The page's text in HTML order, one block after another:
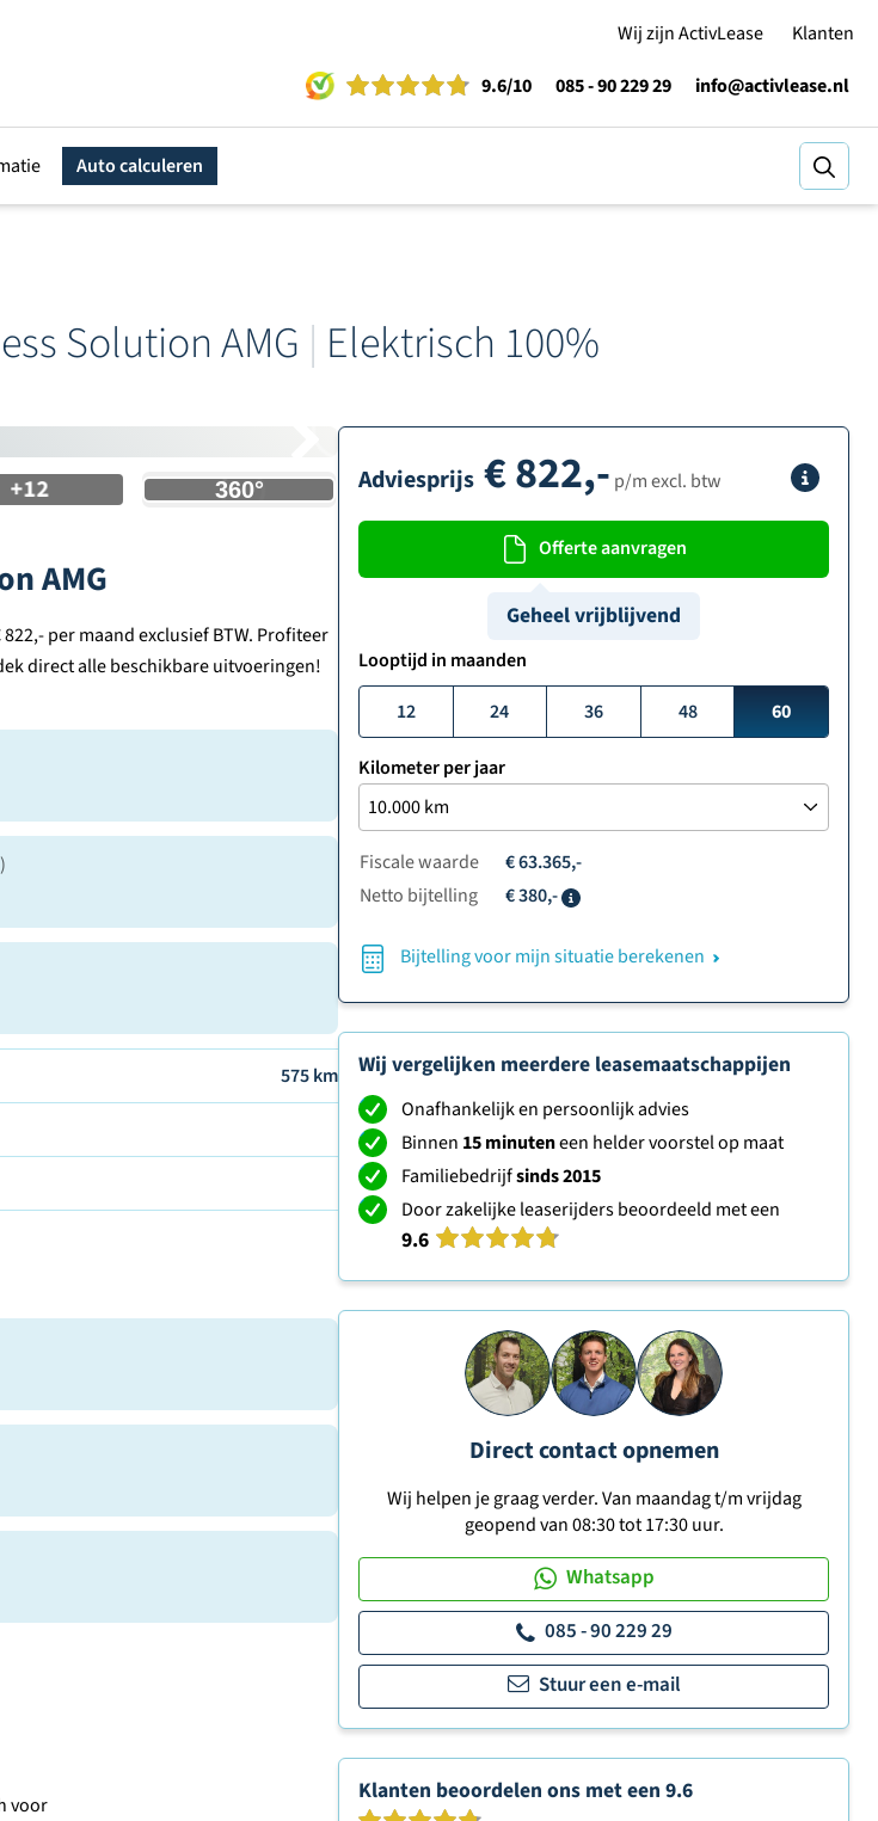
Wij zijn ActivLease
Klanten
9.6/10 085 - 90 229 29 info@activlease.nl
Auto calculeren
Solution AMG | Elektrisch 100%
+12
AMG
per maand exclusief BTW. Profiteer
direct alle beschikbare uitvoeringen!
575 km
voor
Adviesprijs €822,- p/m excl. btw
Offerte aanvragen
Geheel vrijblijvend
Looptijd in maanden
12
24 36 48 60
Kilometer per jaar
Fiscale waarde
€ 63.365,-
Netto bijtelling
€ 380,-
Bijtelling voor mijn situatie berekenen
Wij vergelijken meerdere leasemaatschappijen
Onafhankelijk en persoonlijk advies
Binnen 15 minuteneen helder voorstel op maat
Familiebedrijfsinds 2015
Door zakelijke leaserijders beoordeeld met een
9.6
Direct contact opnemen
Wij helpen je graag verder. Van maandag t/m vrijdag
geopend van 08:30 tot 17:30 uur.
Whatsapp
085 - 90 229 29
Stuur een e-mail
Klanten beoordelen ons met een 9.6